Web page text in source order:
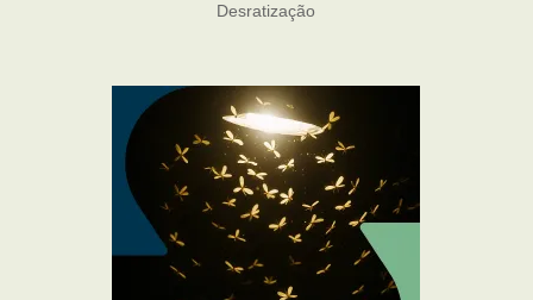
Desratização
Mosquito Mist
Mosquitos
Percevejo de Cama
Pulgas e Carrapatos
Ratos
Sanitização